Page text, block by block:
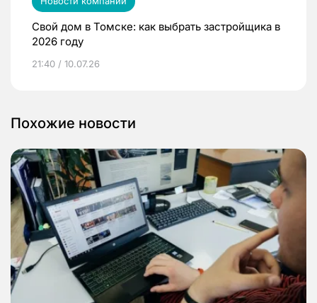
Свой дом в Томске: как выбрать застройщика в
2026 году
21:40 / 10.07.26
Похожие новости